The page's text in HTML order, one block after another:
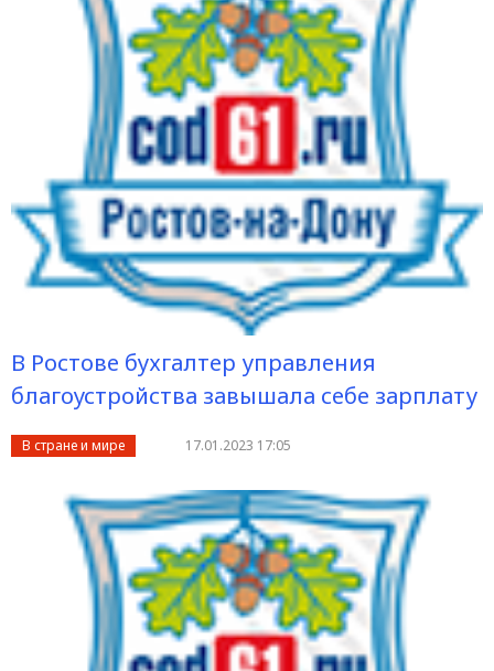
В Ростове бухгалтер управления
благоустройства завышала себе зарплату
В стране и мире 17.01.2023 17:05